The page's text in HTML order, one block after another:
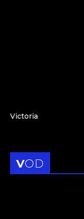
Victoria
VOD